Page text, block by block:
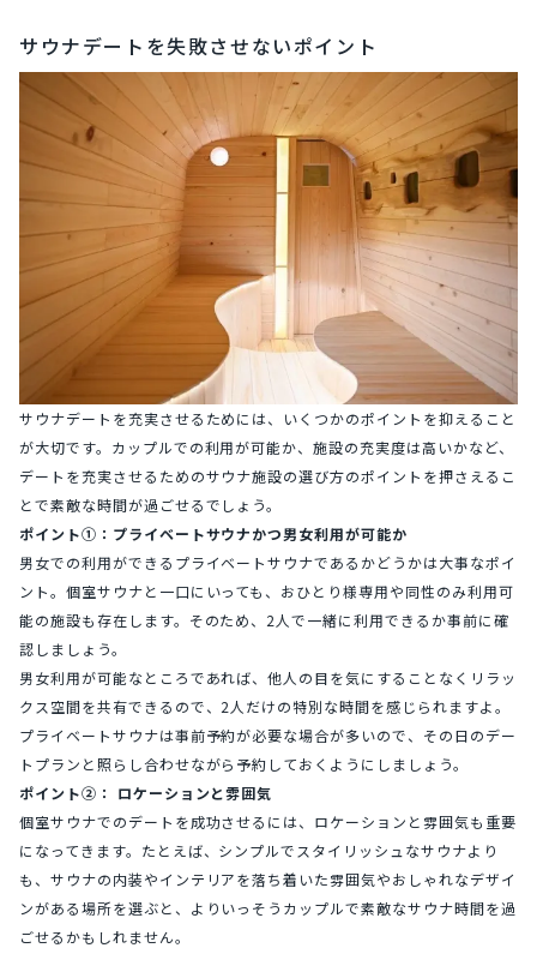
サウナデートを失敗させないポイント
サウナデートを充実させるためには、いくつかのポイントを抑えること
が大切です。カップルでの利用が可能か、施設の充実度は高いかなど、
デートを充実させるためのサウナ施設の選び方のポイントを押さえるこ
とで素敵な時間が過ごせるでしょう。
ポイント①：プライベートサウナかつ男女利用が可能か
男女での利用ができるプライベートサウナであるかどうかは大事なポイ
ント。個室サウナと一口にいっても、おひとり様専用や同性のみ利用可
能の施設も存在します。そのため、2人で一緒に利用できるか事前に確
認しましょう。
男女利用が可能なところであれば、他人の目を気にすることなくリラッ
クス空間を共有できるので、2人だけの特別な時間を感じられますよ。
プライベートサウナは事前予約が必要な場合が多いので、その日のデー
トプランと照らし合わせながら予約しておくようにしましょう。
ポイント②： ロケーションと雰囲気
個室サウナでのデートを成功させるには、ロケーションと雰囲気も重要
になってきます。たとえば、シンプルでスタイリッシュなサウナより
も、サウナの内装やインテリアを落ち着いた雰囲気やおしゃれなデザイ
ンがある場所を選ぶと、よりいっそうカップルで素敵なサウナ時間を過
ごせるかもしれません。